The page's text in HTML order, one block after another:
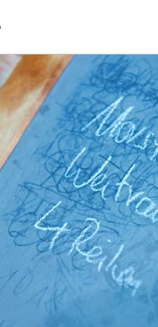
Wein & Genuss
Aktiv & Natur
Kultur & Städte
Veranstaltungen
Buchung & Service
ShopRheinhessen-Blog Karte